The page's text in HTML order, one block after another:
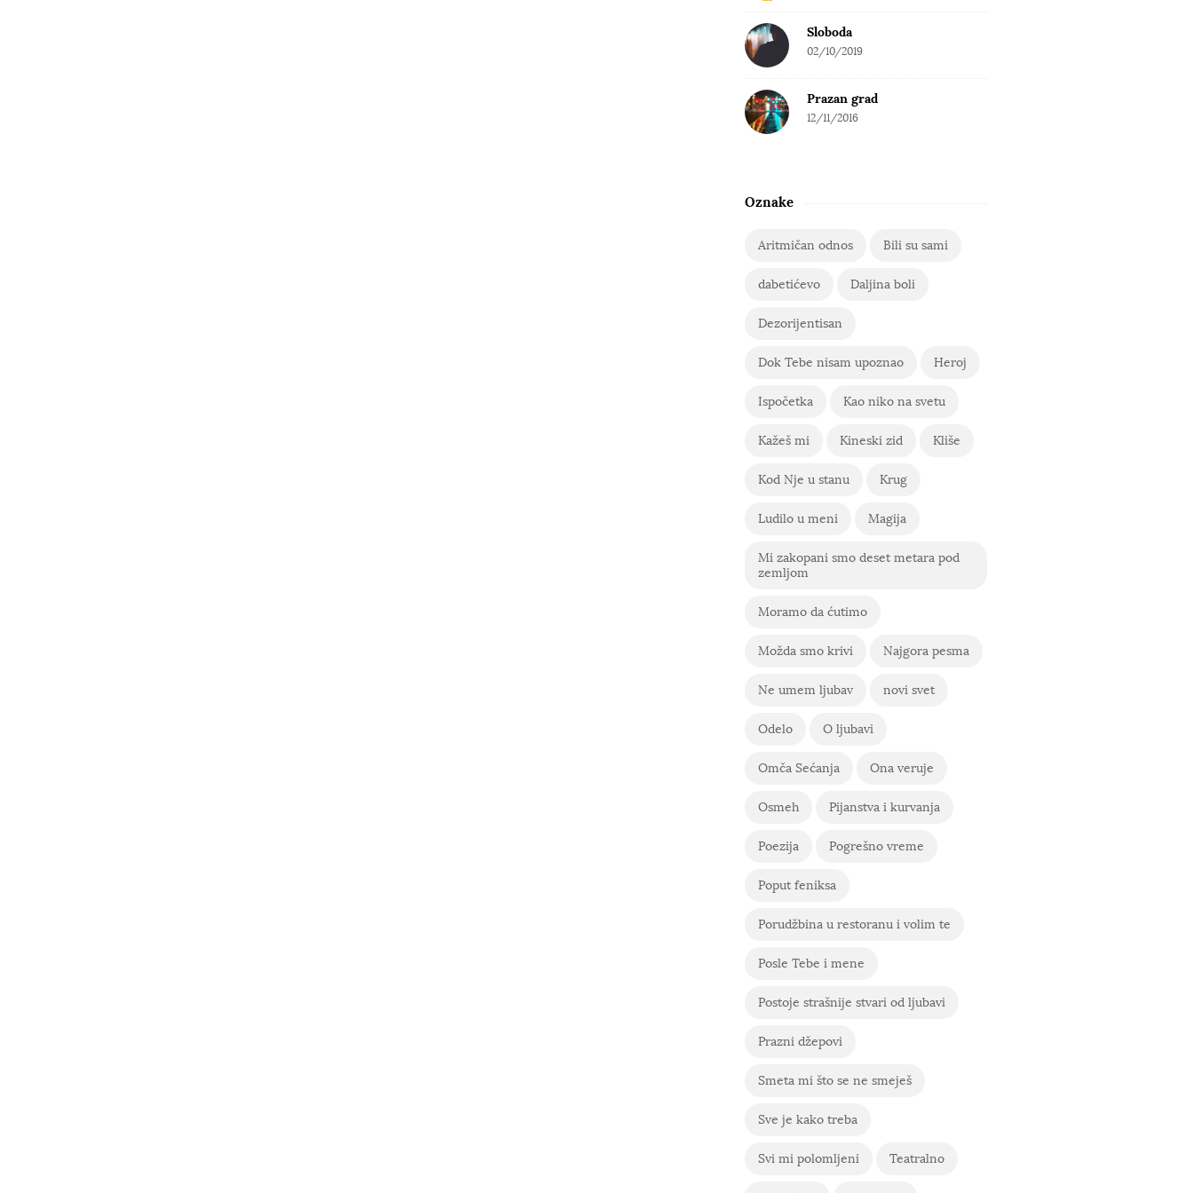
Sloboda
02/10/2019
Prazan grad
12/11/2016
Oznake
Aritmičan odnos Bili su sami
dabetićevo Daljina boli
Dezorijentisan
Dok Tebe nisam upoznao Heroj
Ispočetka Kao niko na svetu
Kažeš mi Kineski zid Kliše
Kod Nje u stanu Krug
Ludilo u meni Magija
Mi zakopani smo deset metara pod
zemljom
Moramo da ćutimo
Možda smo krivi Najgora pesma
Ne umem ljubav novi svet
Odelo O ljubavi
Omča Sećanja Ona veruje
Osmeh Pijanstva i kurvanja
Poezija Pogrešno vreme
Poput feniksa
Porudžbina u restoranu i volim te
Posle Tebe i mene
Postoje strašnije stvari od ljubavi
Prazni džepovi
Smeta mi što se ne smeješ
Sve je kako treba
Svi mi polomljeni Teatralno